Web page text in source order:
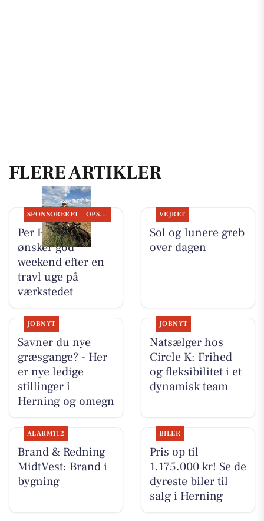
FLERE ARTIKLER
SPONSORERET OPSLAGSTAVLEN
Per P. Cykler
ønsker god
weekend efter en
travl uge på
værkstedet
VEJRET
Sol og lunere greb
over dagen
JOBNYT
Savner du nye
græsgange? - Her
er nye ledige
stillinger i
Herning og omegn
JOBNYT
Natsælger hos
Circle K: Frihed
og fleksibilitet i et
dynamisk team
ALARM112
Brand & Redning
MidtVest: Brand i
bygning
BILER
Pris op til
1.175.000 kr! Se de
dyreste biler til
salg i Herning